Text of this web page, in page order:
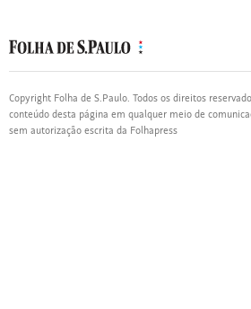
Copyright Folha de S.Paulo. Todos os direitos
conteúdo desta página em qualquer meio de
sem autorização escrita da Folhapress